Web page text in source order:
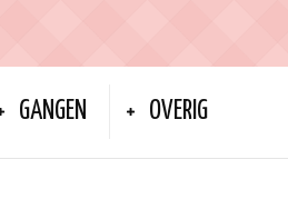
GANGEN OVERIG